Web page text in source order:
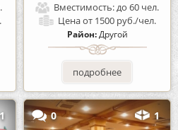
Вместимость:до 60 чел.
Ценаот 1500 руб./чел.
Район:Другой
подробнее
1 0 1